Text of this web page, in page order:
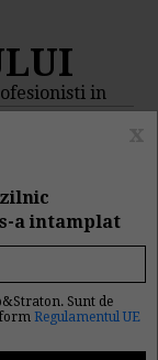
in
a intamplat
Sunt de
Regulamentul UE